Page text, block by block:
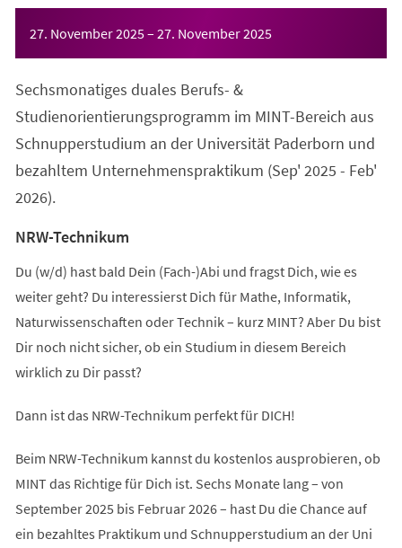
27. November 2025– 27. November 2025
Sechsmonatiges duales Berufs- &
Studienorientierungsprogramm im MINT-Bereich aus
Schnupperstudium an der Universität Paderborn und
bezahltem Unternehmenspraktikum (Sep' 2025 - Feb'
2026).
NRW-Technikum
Du (w/d) hast bald Dein (Fach-)Abi und fragst Dich, wie es
weiter geht? Du interessierst Dich für Mathe, Informatik,
Naturwissenschaften oder Technik – kurz MINT? Aber Du bist
Dir noch nicht sicher, ob ein Studium in diesem Bereich
wirklich zu Dir passt?
Dann ist das NRW-Technikum perfekt für DICH!
Beim NRW-Technikum kannst du kostenlos ausprobieren, ob
MINT das Richtige für Dich ist. Sechs Monate lang – von
September 2025 bis Februar 2026 – hast Du die Chance auf
ein bezahltes Praktikum und Schnupperstudium an der Uni